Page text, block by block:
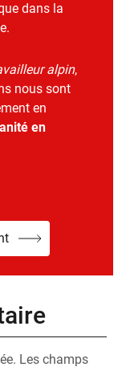
dans la
alpin,
nous sont
en
en
Les champs